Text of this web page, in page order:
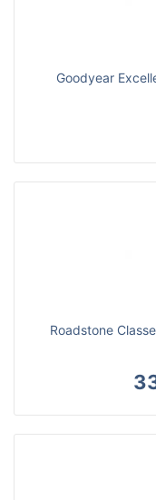
Goodyear
Roadstone